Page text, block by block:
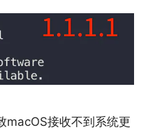
macOS接收不到系统更